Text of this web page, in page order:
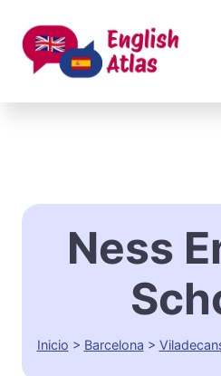
contenido
Ness
Inicio > Barcelona >